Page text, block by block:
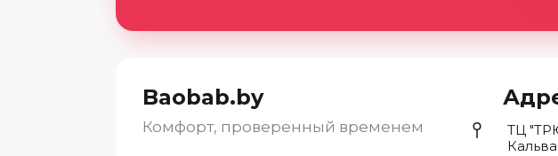
Baobab.by
Комфорт, проверенный временем
ТЦ